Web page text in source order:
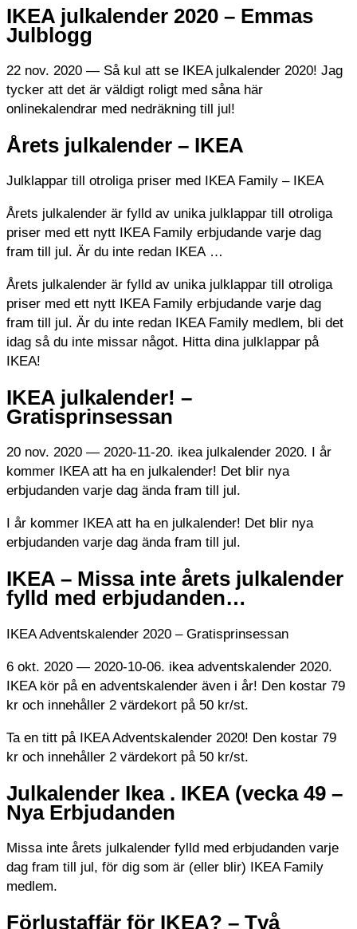
IKEA julkalender 2020 – Emmas
Julblogg
22 nov. 2020 — Så kul att se IKEA julkalender 2020! Jag
tycker att det är väldigt roligt med såna här
onlinekalendrar med nedräkning till jul!
Årets julkalender – IKEA
Julklappar till otroliga priser med IKEA Family – IKEA
Årets julkalender är fylld av unika julklappar till otroliga
priser med ett nytt IKEA Family erbjudande varje dag
fram till jul. Är du inte redan IKEA …
Årets julkalender är fylld av unika julklappar till otroliga
priser med ett nytt IKEA Family erbjudande varje dag
fram till jul. Är du inte redan IKEA Family medlem, bli det
idag så du inte missar något. Hitta dina julklappar på
IKEA!
IKEA julkalender! –
Gratisprinsessan
20 nov. 2020 — 2020-11-20. ikea julkalender 2020. I år
kommer IKEA att ha en julkalender! Det blir nya
erbjudanden varje dag ända fram till jul.
I år kommer IKEA att ha en julkalender! Det blir nya
erbjudanden varje dag ända fram till jul.
IKEA – Missa inte årets julkalender
fylld med erbjudanden…
IKEA Adventskalender 2020 – Gratisprinsessan
6 okt. 2020 — 2020-10-06. ikea adventskalender 2020.
IKEA kör på en adventskalender även i år! Den kostar 79
kr och innehåller 2 värdekort på 50 kr/st.
Ta en titt på IKEA Adventskalender 2020! Den kostar 79
kr och innehåller 2 värdekort på 50 kr/st.
Julkalender Ikea . IKEA (vecka 49 –
Nya Erbjudanden
Missa inte årets julkalender fylld med erbjudanden varje
dag fram till jul, för dig som är (eller blir) IKEA Family
medlem.
Förlustaffär för IKEA? – Två